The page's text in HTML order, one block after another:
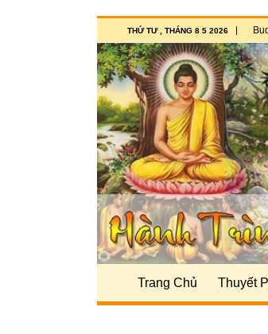
THỨ TƯ , THÁNG 8 5 2026
Trang Chủ Thuyết